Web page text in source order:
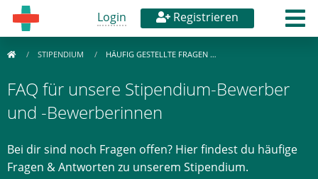
Login Registrieren
STIPENDIUM HÄUFIG GESTELLTE FRAGEN …
FAQ für unsere Stipendium-Bewerber
und -Bewerberinnen
Bei dir sind noch Fragen offen? Hier findest du häufige
Fragen & Antworten zu unserem Stipendium.